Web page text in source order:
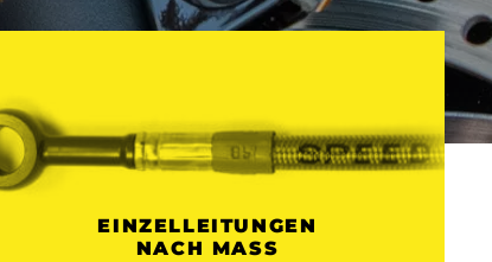
EINZELLEITUNGEN
NACH MASS